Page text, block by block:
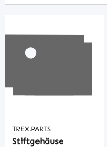
TREX.PARTS
Stiftgehäuse